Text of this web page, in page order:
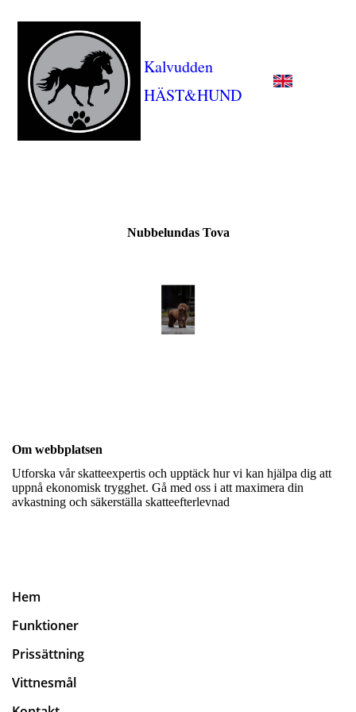
Kalvudden
HÄST&HUND
Nubbelundas Tova
Om webbplatsen
Utforska vår skatteexpertis och upptäck hur vi kan hjälpa dig att
uppnå ekonomisk trygghet. Gå med oss i att maximera din
avkastning och säkerställa skatteefterlevnad
Hem
Funktioner
Prissättning
Vittnesmål